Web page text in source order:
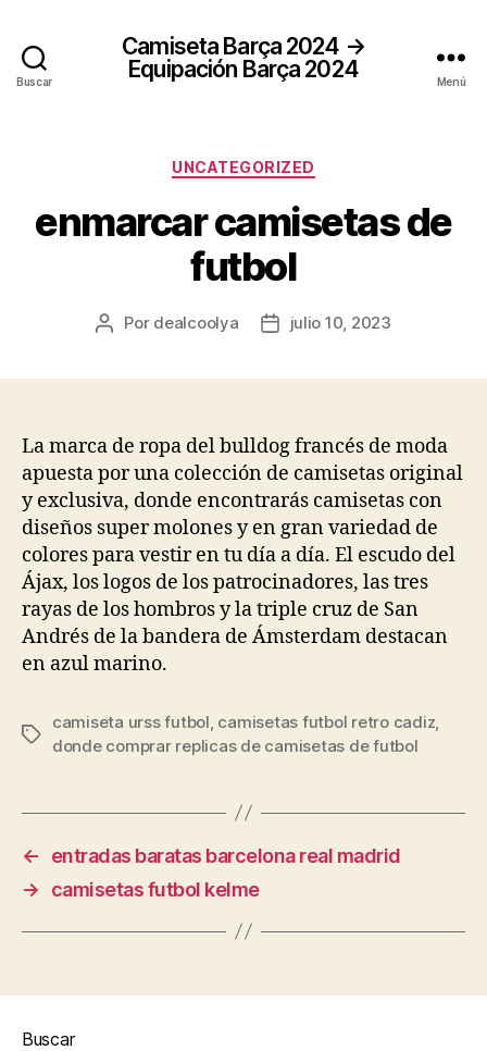
Buscar
Camiseta Barça 2024 →
Equipación Barça 2024
Menú
Categorías
UNCATEGORIZED
enmarcar camisetas de
futbol
Autor
Por dealcoolya
Fechajulio 10, 2023
La marca de ropa del bulldog francés de moda
apuesta por una colección de camisetas original
y exclusiva, donde encontrarás camisetas con
diseños super molones y en gran variedad de
colores para vestir en tu día a día. El escudo del
Ájax, los logos de los patrocinadores, las tres
rayas de los hombros y la triple cruz de San
Andrés de la bandera de Ámsterdam destacan
en azul marino.
Etiquetas
camiseta urss futbol camisetas futbol retro cadiz
donde comprar replicas de camisetas de futbol
←
entradas baratas barcelona real madrid
→
camisetas futbol kelme
Buscar